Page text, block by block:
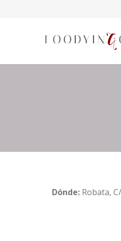
Dónde: Robata,